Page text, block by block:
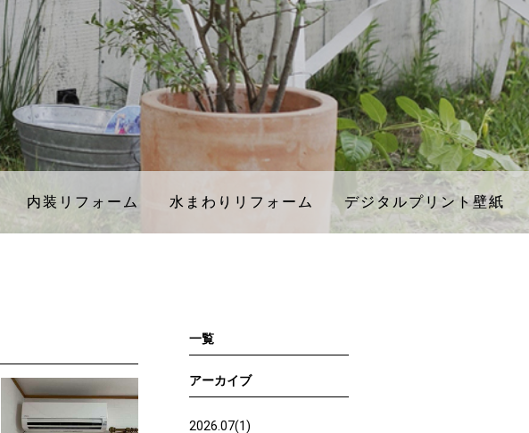
一覧
アーカイブ
2026.07(1)
内装リフォーム 水まわりリフォーム デジタルプリント壁紙
内装リフォーム 水まわりリフォーム デジタルプリント壁紙